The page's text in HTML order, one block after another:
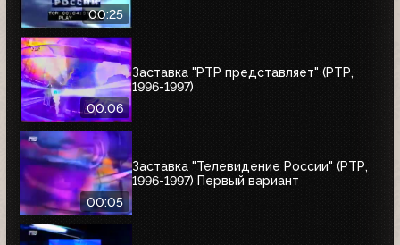
00:25
00:06
Заставка "РТР представляет" (РТР,
1996-1997)
00:05
Заставка "Телевидение России" (РТР,
1996-1997) Первый вариант